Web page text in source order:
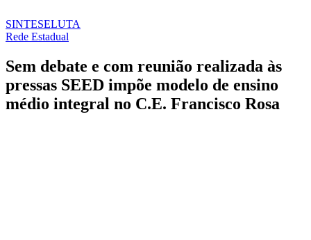
SINTESELUTA
Rede Estadual
Sem debate e com reunião realizada às
pressas SEED impõe modelo de ensino
médio integral no C.E. Francisco Rosa